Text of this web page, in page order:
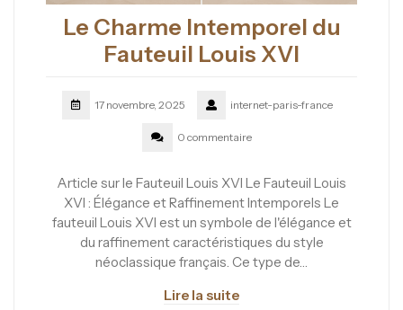
Le Charme Intemporel du
Fauteuil Louis XVI
17 novembre, 2025 internet-paris-france
0 commentaire
Article sur le Fauteuil Louis XVI Le Fauteuil Louis
XVI : Élégance et Raffinement Intemporels Le
fauteuil Louis XVI est un symbole de l'élégance et
du raffinement caractéristiques du style
néoclassique français. Ce type de…
Lire la suite